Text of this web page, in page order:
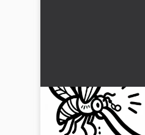
Kräfta fångar
målarbild (Gratis)